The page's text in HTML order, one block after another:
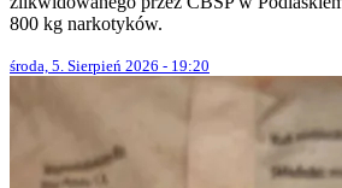
800 kg narkotyków.
środa, 5. Sierpień 2026 - 19:20